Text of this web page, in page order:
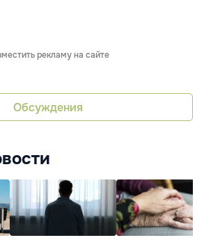
рекламу на сайте
Обсуждения